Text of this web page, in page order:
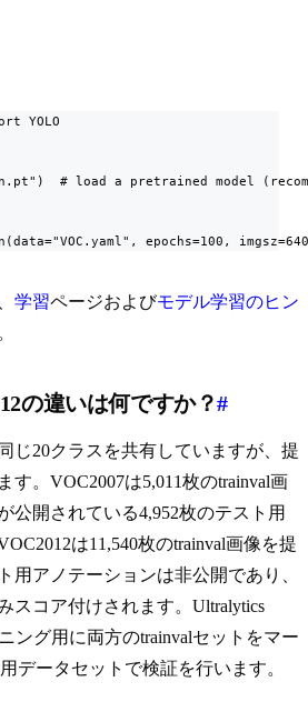
YOLO
# load a pretrained model
epochs=100,
学習ページおよびモデル学習のヒン
の違いは何ですか？#
じ20クラスを共有していますが、提
す。VOC2007は5,011枚のtrainval画
公開されている4,952枚のテスト用
は11,540枚のtrainval画像を提
用アノテーションは非公開であり、
スコア付けされます。Ultralytics
ング用に両方のtrainvalセットをマー
データセットで検証を行います。